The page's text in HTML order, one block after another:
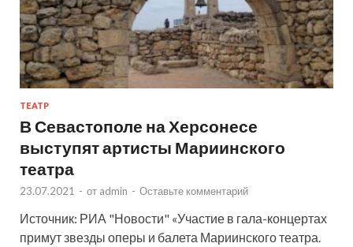
ТЕАТР
В Севастополе на Херсонесе
выступят артисты Мариинского
театра
23.07.2021 - от admin - Оставьте комментарий
Источник: РИА "Новости" «Участие в гала-концертах
примут звезды оперы и балета Мариинского театра.